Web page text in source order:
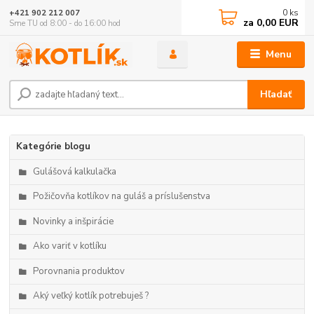
Menu
Hľadať
+421 902 212 007
Sme TU od 8:00 - do 16:00 hod
0 ks
za 0,00 EUR
Kategórie blogu
Gulášová kalkulačka
Požičovňa kotlíkov na guláš a príslušenstva
Novinky a inšpirácie
Ako variť v kotlíku
Porovnania produktov
Aký veľký kotlík potrebuješ ?